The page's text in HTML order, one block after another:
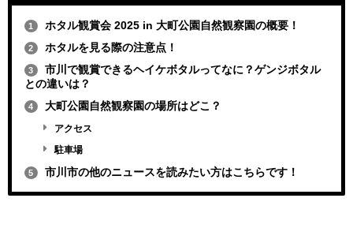
1 ホタル観賞会 2025 in 大町公園自然観察園の概要！
2 ホタルを見る際の注意点！
3
市川で観賞できるヘイケボタルってなに？ゲンジボタル
との違いは？
4 大町公園自然観察園の場所はどこ？
アクセス
駐車場
5 市川市の他のニュースを読みたい方はこちらです！